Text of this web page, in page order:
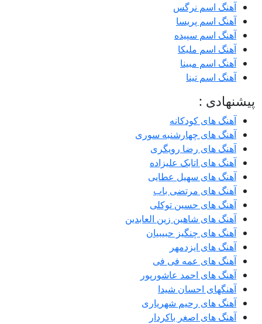
آهنگ اسم نرگس
آهنگ اسم پریسا
آهنگ اسم سپیده
آهنگ اسم ملیکا
آهنگ اسم مبینا
آهنگ اسم تینا
پیشنهادی :
آهنگ های کودکانه
آهنگ های چهارشنبه سوری
آهنگ های رضا رویگری
آهنگ های اتابک علیزاده
آهنگ های سهیل عطایی
آهنگ های مرتضی باب
آهنگ های حسین توکلی
آهنگ های شاهین زین العابدین
آهنگ های چنگیز حبیبیان
آهنگ های ایزدمهر
آهنگ های عمه فی فی
آهنگ های احمد عاشورپور
آهنگهای احسان شیدا
آهنگ های رحیم شهریاری
آهنگ های اصغر باکردار